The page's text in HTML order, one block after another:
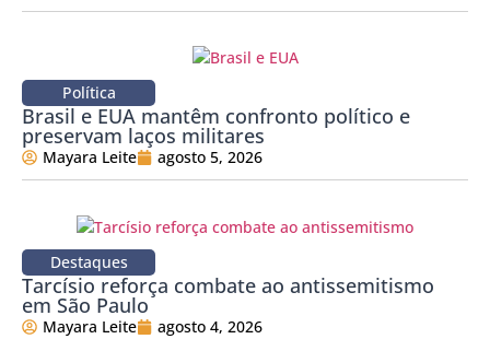
Política
Brasil e EUA mantêm confronto político e
preservam laços militares
Mayara Leite agosto 5, 2026
Destaques
Tarcísio reforça combate ao antissemitismo
em São Paulo
Mayara Leite agosto 4, 2026